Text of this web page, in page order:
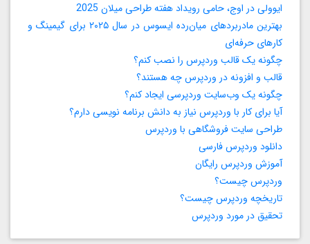
ایوولی در اوج، حامی رویداد هفته طراحی میلان 2025
بهترین مادربردهای میان‌رده ایسوس در سال ۲۰۲۵ برای گیمینگ و
کارهای حرفه‌ای
چگونه یک قالب وردپرس را نصب کنم؟
قالب و افزونه در وردپرس چه هستند؟
چگونه یک وب‌سایت وردپرسی ایجاد کنم؟
آیا برای کار با وردپرس نیاز به دانش برنامه‌ نویسی دارم؟
طراحی سایت فروشگاهی با وردپرس
دانلود وردپرس فارسی
آموزش وردپرس رایگان
وردپرس چیست؟
تاریخچه وردپرس چیست؟
تحقیق در مورد وردپرس